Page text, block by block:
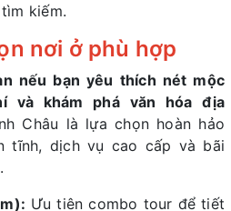
kiếm.
nơi ở phù hợp
nếu bạn yêu thích nét mộc
và khám phá văn hóa địa
Châu là lựa chọn hoàn hảo
tĩnh, dịch vụ cao cấp và bãi
Ưu tiên combo tour để tiết